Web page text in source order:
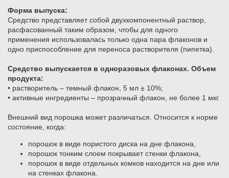
Форма выпуска:
​Средство представляет собой двухкомпонентный раствор,
расфасованный таким образом, чтобы для одного
применения использовалась только одна пара флаконов и
одно приспособление для переноса растворителя (пипетка).
Средство выпускается в одноразовых флаконах. Объем
продукта:
• растворитель – темный флакон, 5 мл ± 10%;
• активные ингредиенты – прозрачный флакон, не более 1 мкг.
Внешний вид порошка может различаться. Относится к норме
состояние, когда:
порошок в виде пористого диска на дне флакона,
порошок тонким слоем покрывает стенки флакона,
порошок в виде отдельных комков находится на дне или
на стенках флакона.